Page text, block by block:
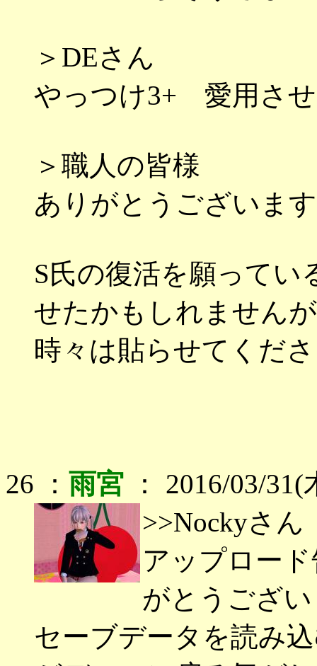
＞DEさん
やっつけ3+ 愛用さ
＞職人の皆様
ありがとうございま
S氏の復活を願ってい
せたかもしれません
時々は貼らせてくだ
26 ： 雨宮 ： 2016/03/
>>Nockyさん
アップロー
がとうござ
セーブデータを読み